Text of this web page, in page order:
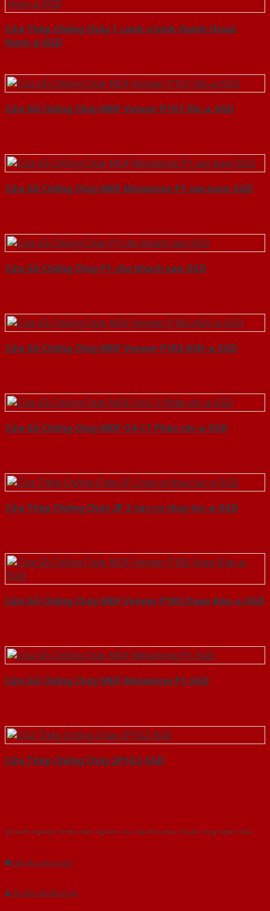
Cửa Thép Chống Cháy 1 canh o kinh thanh thoat
hiem-a-SGD
Cửa Gỗ Chống Cháy MDF Veneer P1G1 Sồi-a-SGD
Cửa Gỗ Chống Cháy MDF Melamine P1 van kem-SGD
Cửa Gỗ Chống Cháy P1 cho khach san-SGD
Cửa Gỗ Chống Cháy MDF Veneer P1R2 ASH-a-SGD
Cửa Gỗ Chống Cháy MDF O4-C1 Phào chi-a-SGD
Cửa Thép Chống Cháy 2P 2 tay co thuy luc-a-SGD
Cửa Gỗ Chống Cháy MDF Veneer P1R5 Xoan Đào-a-SGD
Cửa Gỗ Chống Cháy MDF Melamine P1-SGD
Cửa Thép Chống Cháy 2P1G2-SGD
Với kinh nghiệm nhiêu năm nghiên cứu cửa theo tiêu chuẩn công nghệ Châu
Gửi yêu cầu tư vấn
Tải báo giá tổng hợp